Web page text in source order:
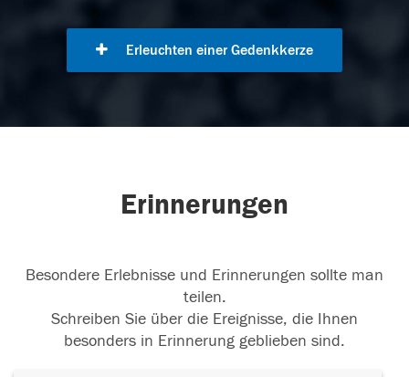
Erleuchten einer Gedenkkerze
Erinnerungen
Besondere Erlebnisse und Erinnerungen sollte man
teilen.
Schreiben Sie über die Ereignisse, die Ihnen
besonders in Erinnerung geblieben sind.